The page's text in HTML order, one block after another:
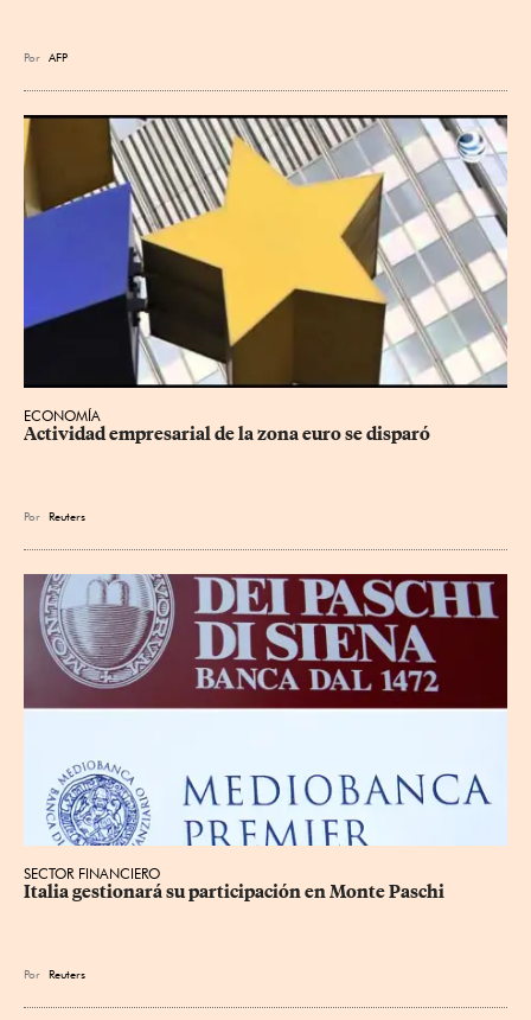
Por AFP
ECONOMÍA
Actividad empresarial de la zona euro se disparó
Por Reuters
SECTOR FINANCIERO
Italia gestionará su participación en Monte Paschi
Por Reuters